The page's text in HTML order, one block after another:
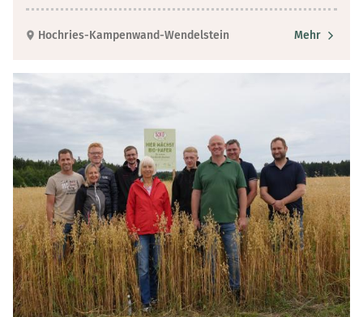
Hochries-Kampenwand-Wendelstein Mehr